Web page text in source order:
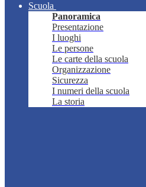
Scuola
Panoramica
Presentazione
I luoghi
Le persone
Le carte della scuola
Organizzazione
Sicurezza
I numeri della scuola
La storia